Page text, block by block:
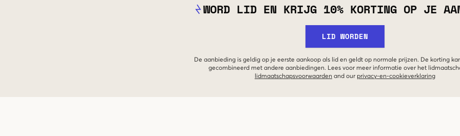
WORD LID EN KRIJG 10% KORTING OP JE
LID WORDEN
De aanbieding is geldig op je eerste aankoop als lid en geldt op normale prijzen. De korting
gecombineerd met andere aanbiedingen. Lees voor meer informatie over het
lidmaatschapsvoorwaarden and our privacy-en-cookieverklaring